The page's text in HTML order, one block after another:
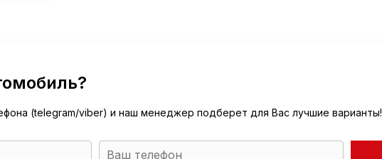
(telegram/viber) и наш менеджер подберет для Вас лучшие варианты!